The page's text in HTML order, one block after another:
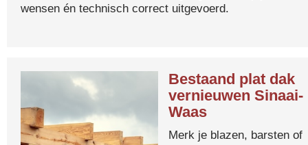
wensen én technisch correct uitgevoerd.
Bestaand plat dak
vernieuwen Sinaai-
Waas
Merk je blazen, barsten of